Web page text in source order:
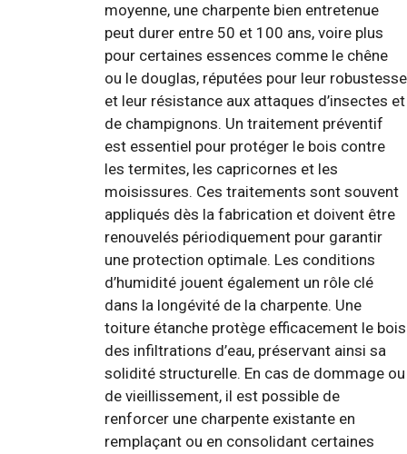
moyenne, une charpente bien entretenue
peut durer entre 50 et 100 ans, voire plus
pour certaines essences comme le chêne
ou le douglas, réputées pour leur robustesse
et leur résistance aux attaques d’insectes et
de champignons. Un traitement préventif
est essentiel pour protéger le bois contre
les termites, les capricornes et les
moisissures. Ces traitements sont souvent
appliqués dès la fabrication et doivent être
renouvelés périodiquement pour garantir
une protection optimale. Les conditions
d’humidité jouent également un rôle clé
dans la longévité de la charpente. Une
toiture étanche protège efficacement le bois
des infiltrations d’eau, préservant ainsi sa
solidité structurelle. En cas de dommage ou
de vieillissement, il est possible de
renforcer une charpente existante en
remplaçant ou en consolidant certaines